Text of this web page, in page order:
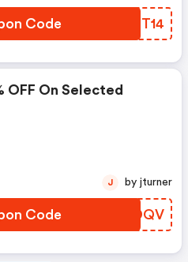
? Avec Le
Lov
Code UJPT14
OFF On Selected
Code OCWDQV
J by jturner